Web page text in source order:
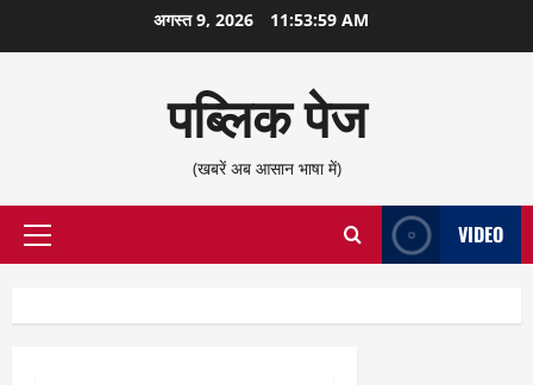
सामग्री
अगस्त 9, 2026 11:54:00 AM
पब्लिक पेज
(खबरें अब आसान भाषा में)
प्राथमिक
VIDEO